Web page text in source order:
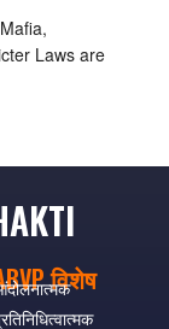
Laws are
विशेष